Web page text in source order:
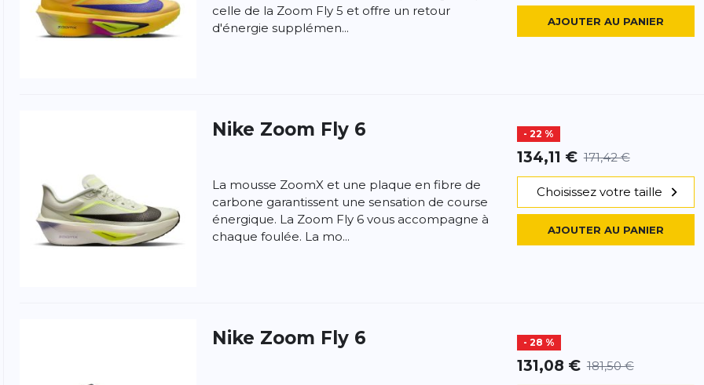
celle de la Zoom Fly 5 et offre un retour
d'énergie supplémen...
AJOUTER AU PANIER
Nike Zoom Fly 6 - 22 %
134,11 € 171,42 €
La mousse ZoomX et une plaque en fibre de
carbone garantissent une sensation de course
énergique. La Zoom Fly 6 vous accompagne à
chaque foulée. La mo...
Choisissez votre taille
AJOUTER AU PANIER
Nike Zoom Fly 6 - 28 %
131,08 € 181,50 €